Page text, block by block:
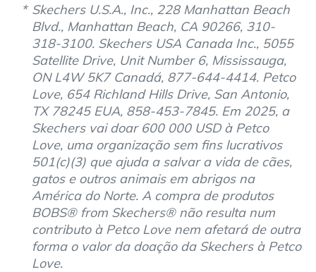
Skechers U.S.A., Inc., 228 Manhattan Beach
Blvd., Manhattan Beach, CA 90266, 310-
318-3100. Skechers USA Canada Inc., 5055
Satellite Drive, Unit Number 6, Mississauga,
ON L4W 5K7 Canadá, 877-644-4414. Petco
Love, 654 Richland Hills Drive, San Antonio,
TX 78245 EUA, 858-453-7845. Em 2025, a
Skechers vai doar 600 000 USD à Petco
Love, uma organização sem fins lucrativos
501(c)(3) que ajuda a salvar a vida de cães,
gatos e outros animais em abrigos na
América do Norte. A compra de produtos
BOBS® from Skechers® não resulta num
contributo à Petco Love nem afetará de outra
forma o valor da doação da Skechers à Petco
Love.